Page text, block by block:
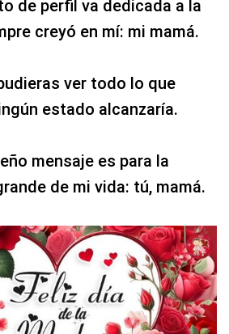
de perfil va dedicada a la
creyó en mí: mi mamá.
ver todo lo que
estado alcanzaría.
mensaje es para la
de mi vida: tú, mamá.